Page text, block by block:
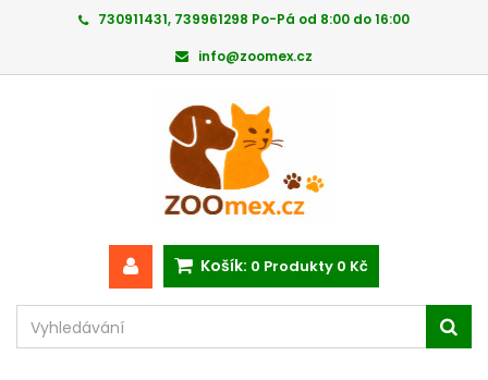
730911431, 739961298 Po-Pá od 8:00 do 16:00
info@zoomex.cz
Košík: 0 Produkty 0 Kč